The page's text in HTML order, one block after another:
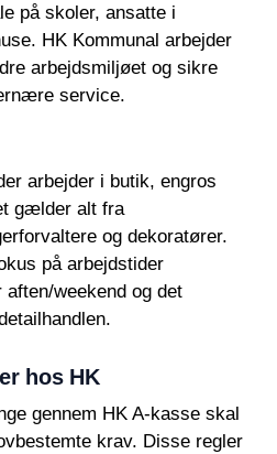
på skoler, ansatte i
HK Kommunal arbejder
arbejdsmiljøet og sikre
service.
arbejder i butik, engros
gælder alt fra
og dekoratører.
på arbejdstider
weekend og det
hos HK
gennem HK A-kasse skal
krav. Disse regler